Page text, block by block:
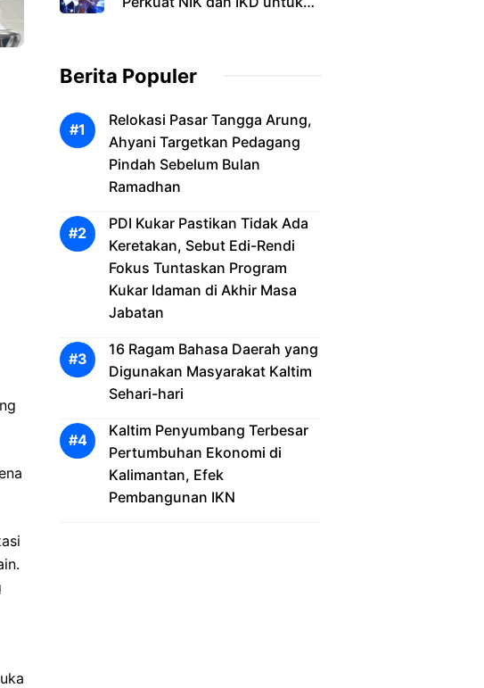
Berita Populer
Relokasi Pasar Tangga Arung,
Ahyani Targetkan Pedagang
Pindah Sebelum Bulan
Ramadhan
PDI Kukar Pastikan Tidak Ada
Keretakan, Sebut Edi-Rendi
Fokus Tuntaskan Program
Kukar Idaman di Akhir Masa
Jabatan
16 Ragam Bahasa Daerah yang
Digunakan Masyarakat Kaltim
Sehari-hari
Kaltim Penyumbang Terbesar
Pertumbuhan Ekonomi di
Kalimantan, Efek
Pembangunan IKN